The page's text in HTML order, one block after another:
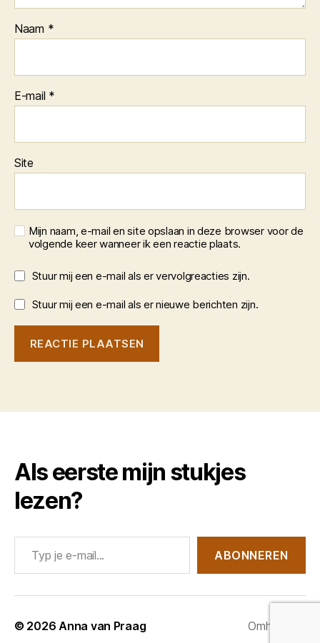
Naam *
E-mail *
Site
Mijn naam, e-mail en site opslaan in deze browser voor de
volgende keer wanneer ik een reactie plaats.
Stuur mij een e-mail als er vervolgreacties zijn.
Stuur mij een e-mail als er nieuwe berichten zijn.
Als eerste mijn stukjes
lezen?
Typ je e-mail...
ABONNEREN
© 2026Anna van Praag Omhoog